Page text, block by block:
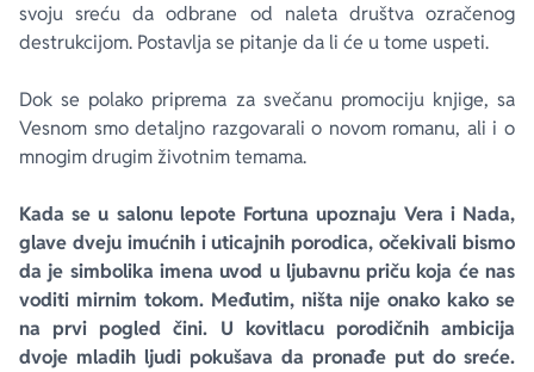
svoju sreću da odbrane od naleta društva ozračenog
destrukcijom. Postavlja se pitanje da li će u tome uspeti.
Dok se polako priprema za svečanu promociju knjige, sa
Vesnom smo detaljno razgovarali o novom romanu, ali i o
mnogim drugim životnim temama.
Kada se u salonu lepote Fortunaupoznaju Vera i Nada,
glave dveju imućnih i uticajnih porodica, očekivali bismo
da je simbolika imena uvod u ljubavnu priču koja će nas
voditi mirnim tokom. Međutim, ništa nije onako kako se
na prvi pogled čini. U kovitlacu porodičnih ambicija
dvoje mladih ljudi pokušava da pronađe put do sreće.